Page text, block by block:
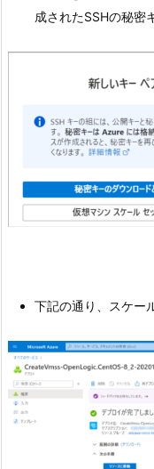
成されたSSHの秘密
下記の通り、スケー